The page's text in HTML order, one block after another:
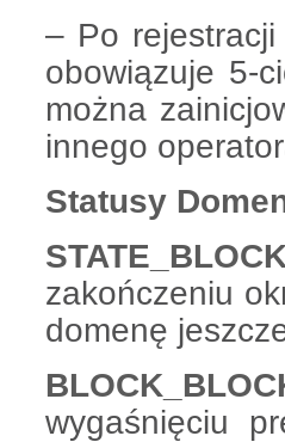
– Po
obowiązuje 5-
można
innego
Statusy
zakończeniu
domenę
wygaśnięciu